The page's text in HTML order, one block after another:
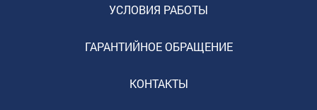
УСЛОВИЯ РАБОТЫ
ГАРАНТИЙНОЕ ОБРАЩЕНИЕ
КОНТАКТЫ